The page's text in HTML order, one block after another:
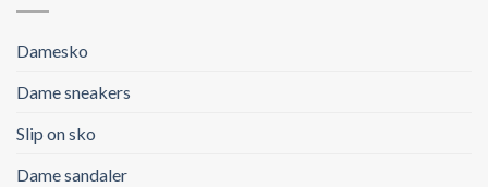
Damesko
Dame sneakers
Slip on sko
Dame sandaler